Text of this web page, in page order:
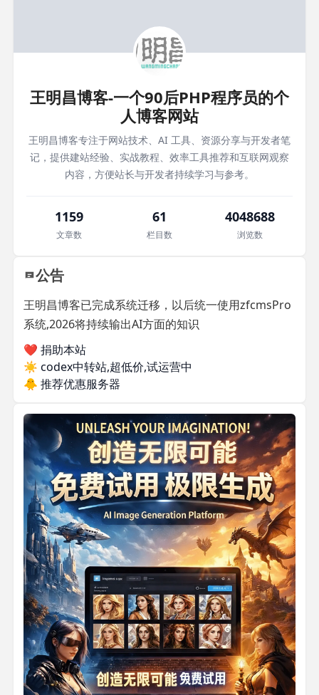
王明昌博客-一个90后PHP程序员的个
人博客网站
王明昌博客专注于网站技术、AI 工具、资源分享与开发者笔
记，提供建站经验、实战教程、效率工具推荐和互联网观察
内容，方便站长与开发者持续学习与参考。
1159
文章数
61
栏目数
4048688
浏览数
公告
王明昌博客已完成系统迁移，以后统一使用zfcmsPro
系统,2026将持续输出AI方面的知识
❤️ 捐助本站
☀️ codex中转站,超低价,试运营中
🐥 推荐优惠服务器